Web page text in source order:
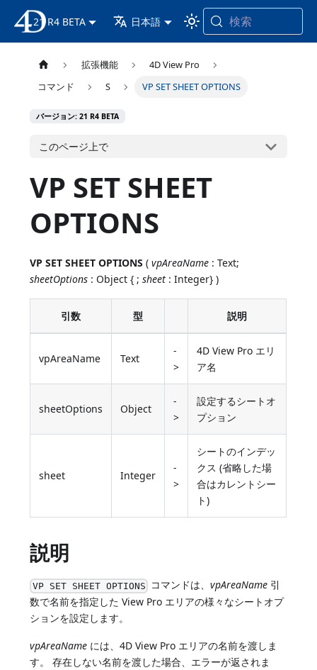
4D ドキュメンテーション
21 R4 BETA 日本語 検索
拡張機能
4D View Pro
コマンド
S VP SET SHEET OPTIONS
バージョン: 21 R4 BETA
このページ上で
VP SET SHEET
OPTIONS
VP SET SHEET OPTIONS (vpAreaName : Text;
sheetOptions : Object { ;sheet : Integer} )
引数 型 説明
vpAreaName Text
-
>
4D View Pro エリ
ア名
sheetOptions Object
-
>
設定するシートオ
プション
sheet Integer
-
>
シートのインデッ
クス (省略した場
合はカレントシー
ト)
説明
VP SET SHEET OPTIONS コマンドは、 vpAreaName引
数で名前を指定した View Pro エリアの様々なシートオプ
ションを設定します。
vpAreaName には、4D View Pro エリアの名前を渡しま
す。 存在しない名前を渡した場合、エラーが返されま